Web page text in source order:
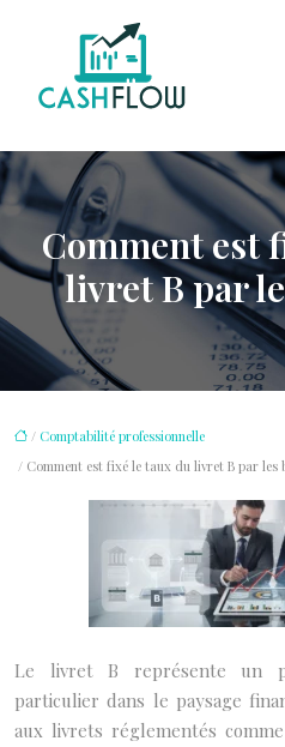
Comment est
livret B par
/ Comptabilité professionnelle
/ Comment est fixé le taux du livret B par les
Le livret B représente un
particulier dans le paysage
aux livrets réglementés